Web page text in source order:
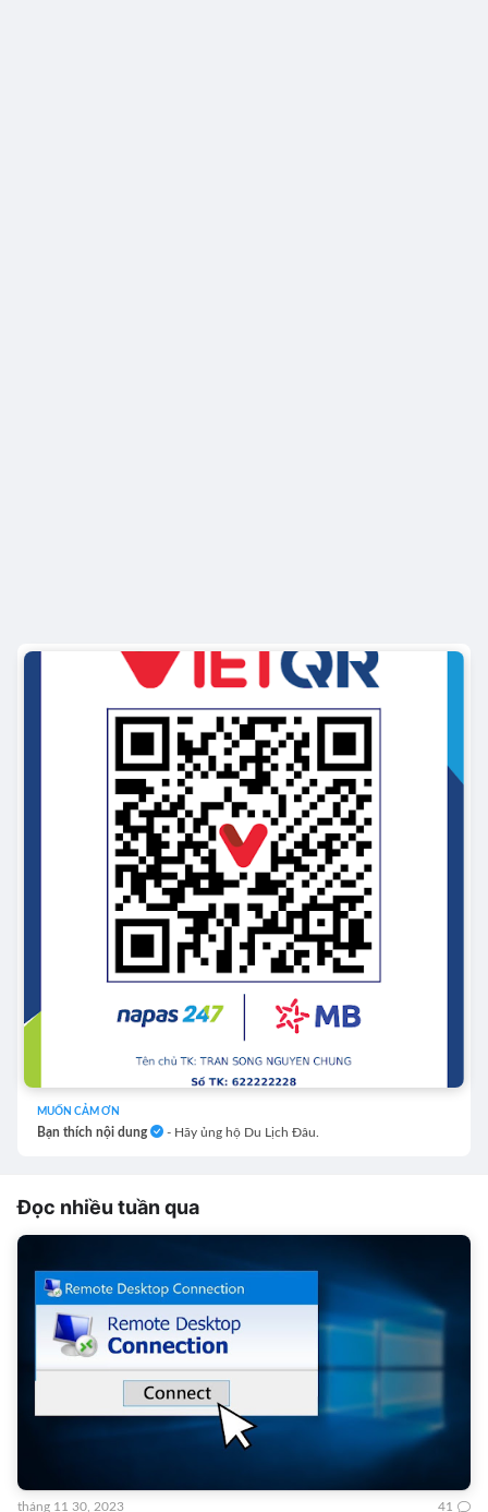
MUỐN CẢM ƠN
Bạn thích nội dung - Hãy ủng hộ Du Lịch Đâu.
Đọc nhiều tuần qua
tháng 11 30, 2023 41